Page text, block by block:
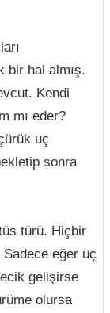
bir hal almış.
Kendi
mı eder?
uç
sonra
türü. Hiçbir
eğer uç
gelişirse
olursa